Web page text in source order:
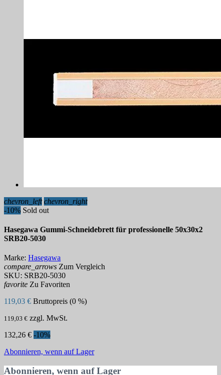
chevron_left chevron_right
-10% Sold out
Hasegawa Gummi-Schneidebrett für professionelle 50x30x2
SRB20-5030
Marke: Hasegawa
compare_arrows Zum Vergleich
SKU: SRB20-5030
favorite Zu Favoriten
119,03 € Bruttopreis (0 %)
119,03 € zzgl. MwSt.
132,26 € -10%
Abonnieren, wenn auf Lager
Abonnieren, wenn auf Lager